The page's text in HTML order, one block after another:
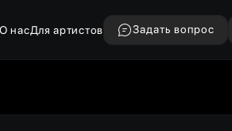
О насДля артистов Задать вопрос